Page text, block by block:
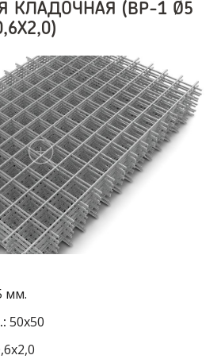
КЛАДОЧНАЯ (ВР-1 Ø5
мм.
50х50